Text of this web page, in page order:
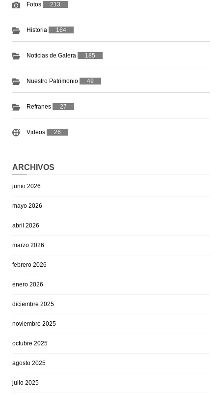
Fotos 213
Historia 164
Noticias de Galera 185
Nuestro Patrimonio 49
Refranes 27
Videos 26
ARCHIVOS
junio 2026
mayo 2026
abril 2026
marzo 2026
febrero 2026
enero 2026
diciembre 2025
noviembre 2025
octubre 2025
agosto 2025
julio 2025